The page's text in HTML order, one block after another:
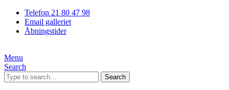
Telefon 21 80 47 98
Email galleriet
Åbningstider
Menu
Search
Search